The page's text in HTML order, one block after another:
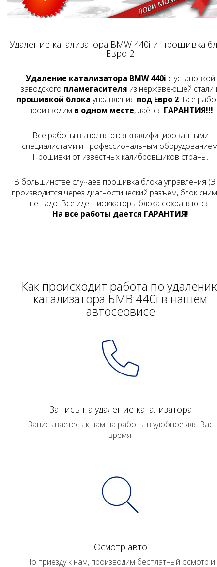
Удаление катализатора BMW 440i и прошивка
Евро-2
Удаление катализатора BMW 440i с установкой
заводского пламегасителя из нержавеющей стали
прошивкой блока управления под Евро 2. Все
производим в одном месте, даётся ГАРАНТИЯ!!!
Все работы выполняются квалифицированными
специалистами и профессиональным
Прошивки от известных калибровщиков страны.
В большинстве случаев прошивка блока управления
производится через диагностический разъем, блок
не надо. Все идентификаторы блока сохраняются.
На все работы дается ГАРАНТИЯ!
Как происходит работа по
катализатора БМВ 440i в нашем
автосервисе
Запись на удаление катализатора
Записываетесь к нам на работы в удобное для Вас
время.
Осмотр авто
По приезду к нам, производим бесплатный осмотр и